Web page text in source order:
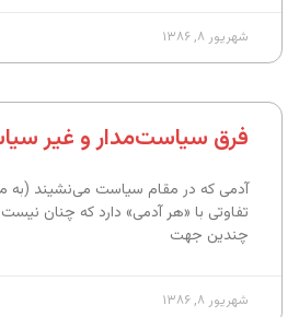
شهریور ۸, ۱۳۸۶
فرق سیاست‌مدار و غیر
آدمی که در مقام سیاست می‌نشیند (به
تفاوتی با «هر آدمی» دارد که چنان
چندین جهت
شهریور ۸, ۱۳۸۶